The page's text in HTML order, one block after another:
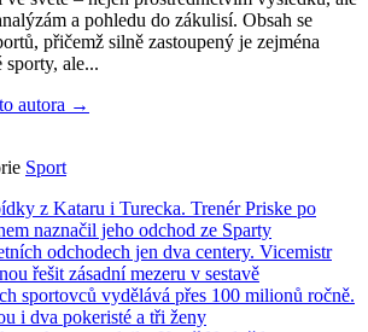
a pohledu do zákulisí. Obsah se
přičemž silně zastoupený je zejména
ale...
autora →
Sport
z Kataru i Turecka. Trenér Priske po
naznačil jeho odchod ze Sparty
odchodech jen dva centery. Vicemistr
řešit zásadní mezeru v sestavě
sportovců vydělává přes 100 milionů ročně.
i dva pokeristé a tři ženy